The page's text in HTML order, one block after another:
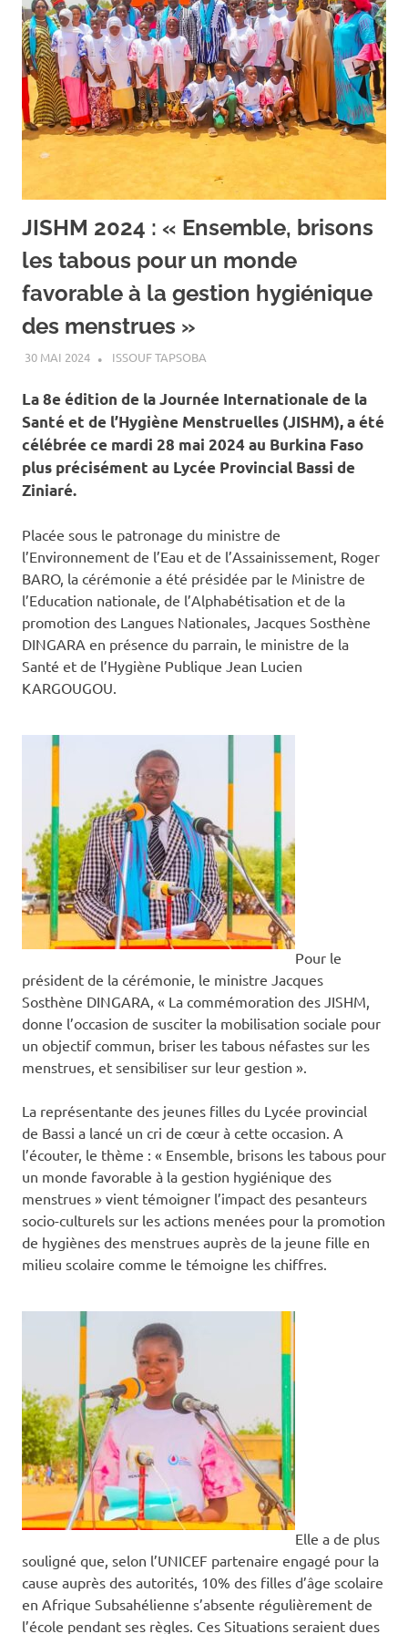
JISHM 2024 : « Ensemble, brisons
les tabous pour un monde
favorable à la gestion hygiénique
des menstrues »
30 MAI 2024 ISSOUF TAPSOBA
La 8e édition de la Journée Internationale de la
Santé et de l’Hygiène Menstruelles (JISHM), a été
célébrée ce mardi 28 mai 2024 au Burkina Faso
plus précisément au Lycée Provincial Bassi de
Ziniaré.
Placée sous le patronage du ministre de
l’Environnement de l’Eau et de l’Assainissement, Roger
BARO, la cérémonie a été présidée par le Ministre de
l’Education nationale, de l’Alphabétisation et de la
promotion des Langues Nationales, Jacques Sosthène
DINGARA en présence du parrain, le ministre de la
Santé et de l’Hygiène Publique Jean Lucien
KARGOUGOU.
Pour le
président de la cérémonie, le ministre Jacques
Sosthène DINGARA, « La commémoration des JISHM,
donne l’occasion de susciter la mobilisation sociale pour
un objectif commun, briser les tabous néfastes sur les
menstrues, et sensibiliser sur leur gestion ».
La représentante des jeunes filles du Lycée provincial
de Bassi a lancé un cri de cœur à cette occasion. A
l’écouter, le thème : « Ensemble, brisons les tabous pour
un monde favorable à la gestion hygiénique des
menstrues » vient témoigner l’impact des pesanteurs
socio-culturels sur les actions menées pour la promotion
de hygiènes des menstrues auprès de la jeune fille en
milieu scolaire comme le témoigne les chiffres.
Elle a de plus
souligné que, selon l’UNICEF partenaire engagé pour la
cause auprès des autorités, 10% des filles d’âge scolaire
en Afrique Subsahélienne s’absente régulièrement de
l’école pendant ses règles. Ces Situations seraient dues